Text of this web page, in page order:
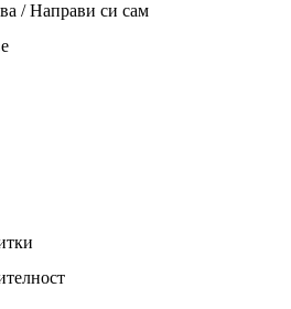
/ Направи си сам